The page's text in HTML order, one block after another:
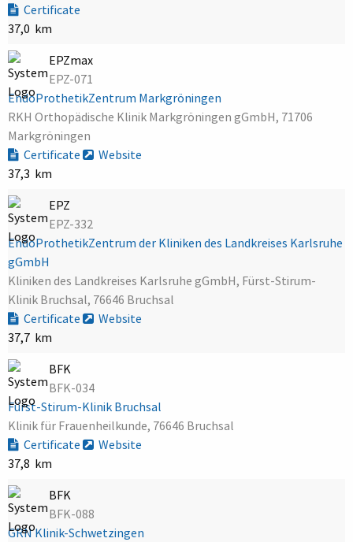
Certificate
37,0 km
EPZmax
EPZ-071
EndoProthetikZentrum Markgröningen
RKH Orthopädische Klinik Markgröningen gGmbH, 71706
Markgröningen
Certificate
Website
37,3 km
EPZ
EPZ-332
EndoProthetikZentrum der Kliniken des Landkreises Karlsruhe
gGmbH
Kliniken des Landkreises Karlsruhe gGmbH, Fürst-Stirum-
Klinik Bruchsal, 76646 Bruchsal
Certificate
Website
37,7 km
BFK
BFK-034
Fürst-Stirum-Klinik Bruchsal
Klinik für Frauenheilkunde, 76646 Bruchsal
Certificate
Website
37,8 km
BFK
BFK-088
GRN Klinik-Schwetzingen